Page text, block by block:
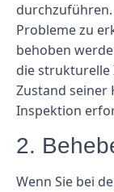
Probleme zu
behoben
die strukturelle
Zustand seiner
Inspektion
2.
Wenn Sie bei